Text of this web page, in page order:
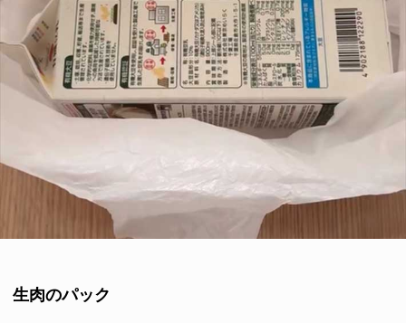
生肉のパック